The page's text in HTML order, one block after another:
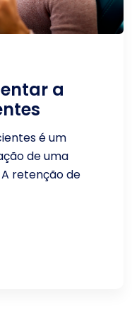
a
é um
de uma
retenção de